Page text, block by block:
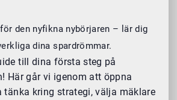
den nyfikna nybörjaren – lär dig
dina spardrömmar.
till dina första steg på
Här går vi igenom att öppna
tänka kring strategi, välja mäklare